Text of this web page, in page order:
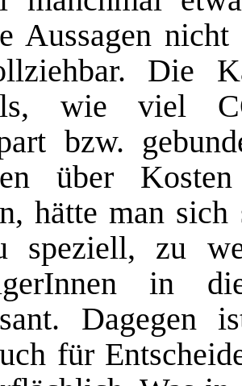
Aussagen
Die
wie viel
bzw.
über
hätte man
speziell, zu
in
Dagegen
für